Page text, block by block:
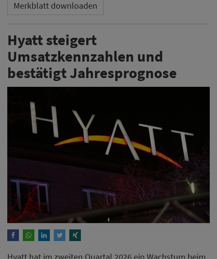
Merkblatt downloaden
Hyatt steigert
Umsatzkennzahlen und
bestätigt Jahresprognose